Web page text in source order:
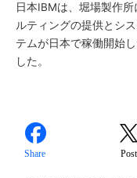
日本IBMは、堀場製作
ルティングの提供とシ
テムが日本で稼働開始
した。
Share Post